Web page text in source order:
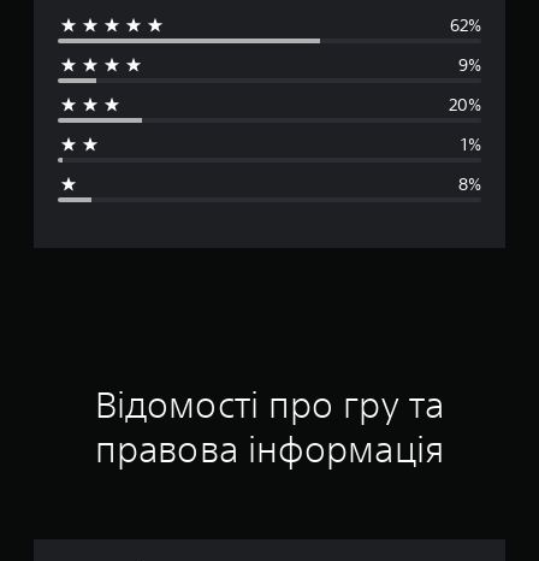
р
о
н
к
62%
9%
20%
1%
8%
Відомості про гру та
правова інформація